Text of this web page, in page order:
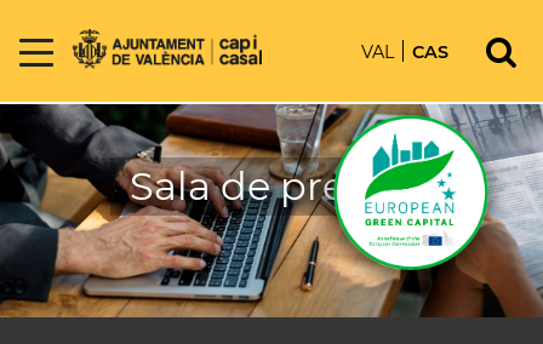
VAL CAS
Sala de prensa